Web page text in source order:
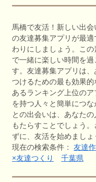
馬橋で友活！新しい出
の友達募集アプリが最
わりにしましょう。こ
で一緒に楽しい時間を
す。友達募集アプリは
つけるための最も効果
あるランキング上位の
を持つ人々と簡単につ
との出会いは、あなた
もたらすことでしょう
ずに、友活を始めましょ
現在の検索条件： 友達
×友達つくり
千葉県